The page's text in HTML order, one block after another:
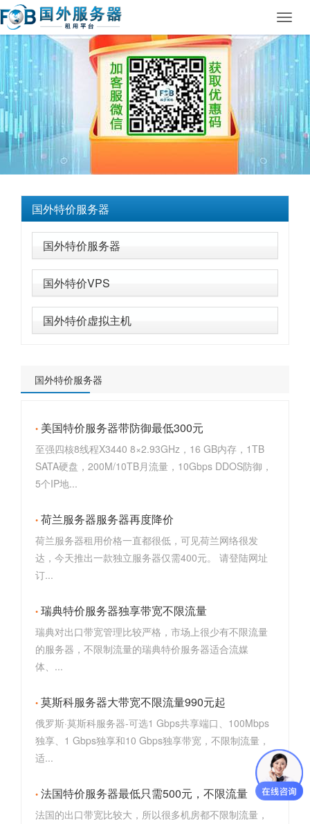
国外特价服务器
国外特价服务器
国外特价VPS
国外特价虚拟主机
国外特价服务器
美国特价服务器带防御最低300元
至强四核8线程X3440 8×2.93GHz，16 GB内存，1TB
SATA硬盘，200M/10TB月流量，10Gbps DDOS防御，
5个IP地...
荷兰服务器服务器再度降价
荷兰服务器租用价格一直都很低，可见荷兰网络很发
达，今天推出一款独立服务器仅需400元。 请登陆网址
订...
瑞典特价服务器独享带宽不限流量
瑞典对出口带宽管理比较严格，市场上很少有不限流量
的服务器，不限制流量的瑞典特价服务器适合流媒
体、...
莫斯科服务器大带宽不限流量990元起
俄罗斯·莫斯科服务器-可选1 Gbps共享端口、100Mbps
独享、1 Gbps独享和10 Gbps独享带宽，不限制流量，
适...
法国特价服务器最低只需500元，不限流量
法国的出口带宽比较大，所以很多机房都不限制流量，